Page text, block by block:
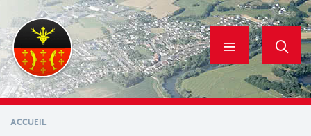
contenu
principal
ACCUEIL